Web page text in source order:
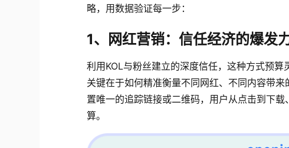
略，用数据验证每一步：
1、网红营销：信任经济的爆发
利用KOL与粉丝建立的深度信任，这种方式预算
关键在于如何精准衡量不同网红、不同内容带
置唯一的追踪链接或二维码，用户从点击到下
算。